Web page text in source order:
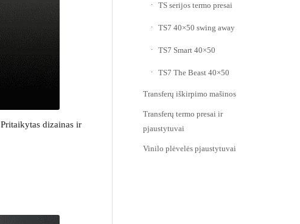
dizainas ir
TS serijos termo presai
TS7 40×50 swing away
TS7 Smart 40×50
TS7 The Beast 40×50
Transferų iškirpimo mašinos
Transferų termo presai ir
pjaustytuvai
Vinilo plėvelės pjaustytuvai